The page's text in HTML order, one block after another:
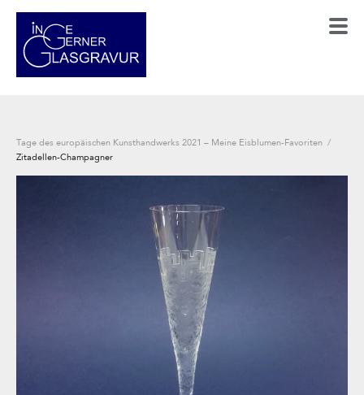
Tage des europäischen Kunsthandwerks 2021 – Meine Eisblumen-Favoriten /
Zitadellen-Champagner